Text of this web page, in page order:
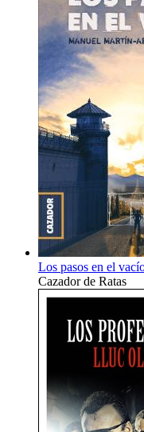
Los pasos en el
Cazador de Ratas